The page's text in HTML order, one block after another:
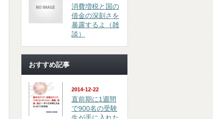
消費増税と国の
借金の深刻さを
暴露するよ（雑
談）
おすすめ記事
2014-12-22
直前期に1週間
で900名の受験